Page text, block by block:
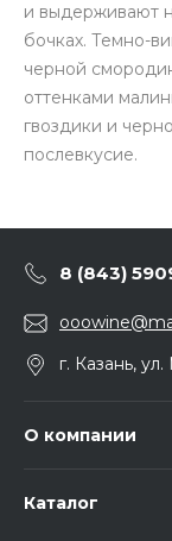
и выдерживают
бочках. Темно-
черной
оттенками
гвоздики и
послевкусие.
8 (843)
г. Казань,
О компании
Каталог